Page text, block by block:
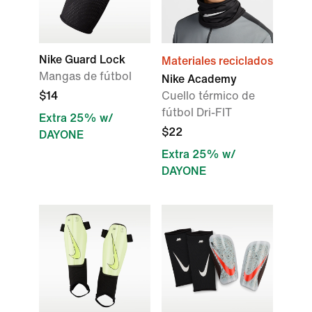
Nike Guard Lock
Mangas de fútbol
$14
Extra 25% w/
DAYONE
Materiales reciclados
Nike Academy
Cuello térmico de
fútbol Dri-FIT
$22
Extra 25% w/
DAYONE